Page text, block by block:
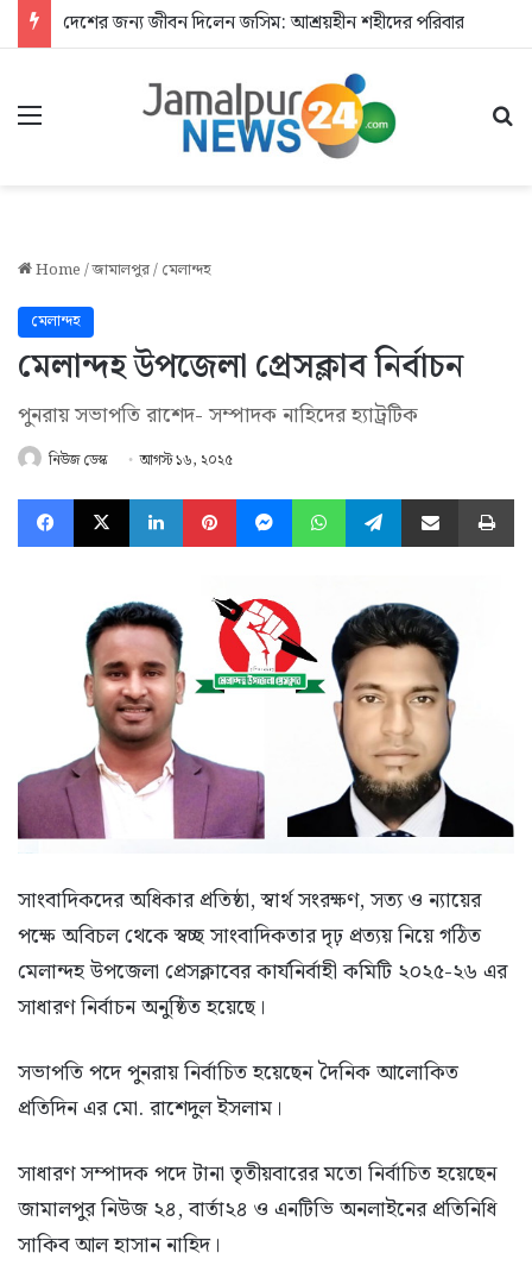
দেশের জন্য জীবন দিলেন জসিম: আশ্রয়হীন শহীদের পরিবার
Menu
Home/জামালপুর/মেলান্দহ
মেলান্দহ
মেলান্দহ উপজেলা প্রেসক্লাব নির্বাচন
পুনরায় সভাপতি রাশেদ- সম্পাদক নাহিদের হ্যাট্রটিক
নিউজ ডেস্ক আগস্ট ১৬, ২০২৫
Facebook
X LinkedInPinterestMessengerWhatsAppTelegramShare via Email
সাংবাদিকদের অধিকার প্রতিষ্ঠা, স্বার্থ সংরক্ষণ, সত্য ও ন্যায়ের
পক্ষে অবিচল থেকে স্বচ্ছ সাংবাদিকতার দৃঢ় প্রত্যয় নিয়ে গঠিত
মেলান্দহ উপজেলা প্রেসক্লাবের কার্যনির্বাহী কমিটি ২০২৫-২৬ এর
সাধারণ নির্বাচন অনুষ্ঠিত হয়েছে।
সভাপতি পদে পুনরায় নির্বাচিত হয়েছেন দৈনিক আলোকিত
প্রতিদিন এর মো. রাশেদুল ইসলাম।
সাধারণ সম্পাদক পদে টানা তৃতীয়বারের মতো নির্বাচিত হয়েছেন
জামালপুর নিউজ ২৪, বার্তা২৪ ও এনটিভি অনলাইনের প্রতিনিধি
সাকিব আল হাসান নাহিদ।